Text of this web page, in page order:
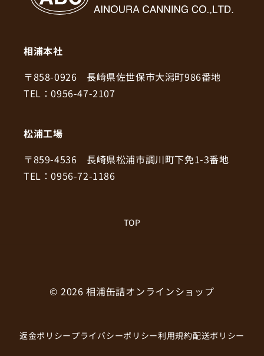
相浦本社
〒858-0926 長崎県佐世保市大潟町986番地
TEL：0956-47-2107
松浦工場
〒859-4536 長崎県松浦市調川町下免1-3番地
TEL：0956-72-1186
TOP
返金ポリシープライバシーポリシー利用規約配送ポリシー
© 2026相浦缶詰オンラインショップ